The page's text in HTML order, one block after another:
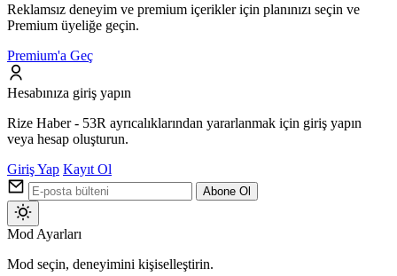
Reklamsız deneyim ve premium içerikler için planınızı seçin ve
Premium üyeliğe geçin.
Premium'a Geç
Hesabınıza giriş yapın
Rize Haber - 53R ayrıcalıklarından yararlanmak için giriş yapın
veya hesap oluşturun.
Giriş Yap Kayıt Ol
Abone Ol
Mod
değiştir
Mod Ayarları
Mod seçin, deneyimini kişiselleştirin.